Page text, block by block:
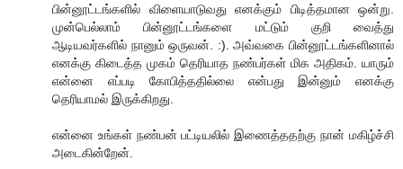
பின்னூட்டங்களில் விளையாடுவது எனக்கும் பிடித்தமான ஒன்று.
முன்பெல்லாம் பின்னூட்டங்களை மட்டும் குறி வைத்து
ஆடியவர்களில் நானும் ஒருவன். :). அவ்வகை பின்னூட்டங்களினால்
எனக்கு கிடைத்த முகம் தெரியாத நண்பர்கள் மிக அதிகம். யாரும்
என்னை எப்படி கோபித்ததில்லை என்பது இன்னும் எனக்கு
தெரியாமல் இருக்கிறது.
என்னை உங்கள் நண்பன் பட்டியலில் இணைத்ததற்கு நான் மகிழ்ச்சி
அடைகின்றேன்.